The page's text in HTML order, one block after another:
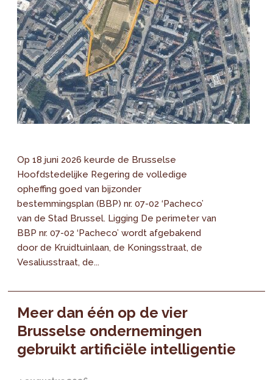
Op 18 juni 2026 keurde de Brusselse
Hoofdstedelijke Regering de volledige
opheffing goed van bijzonder
bestemmingsplan (BBP) nr. 07-02 ‘Pacheco’
van de Stad Brussel. Ligging De perimeter van
BBP nr. 07-02 ‘Pacheco’ wordt afgebakend
door de Kruidtuinlaan, de Koningsstraat, de
Vesaliusstraat, de...
Meer dan één op de vier
Brusselse ondernemingen
gebruikt artificiële intelligentie